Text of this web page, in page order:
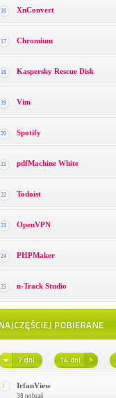
16 XnConvert
17 Chromium
18 Kaspersky Rescue Disk
19 Vim
20 Spotify
21 pdfMachine White
22 Todoist
23 OpenVPN
24 PHPMaker
25 n-Track Studio
1 IrfanView
38 pobrań